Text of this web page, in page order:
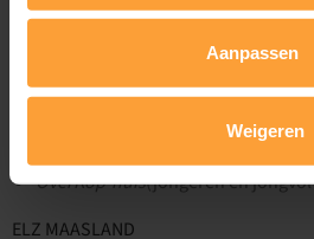
Aanpassen
Weigeren
W-Care(kinderen & jongeren)
(jongeren en
Tongeren
(volwassenen)
OverKop-huis(jongeren en
ELZ MAASLAND